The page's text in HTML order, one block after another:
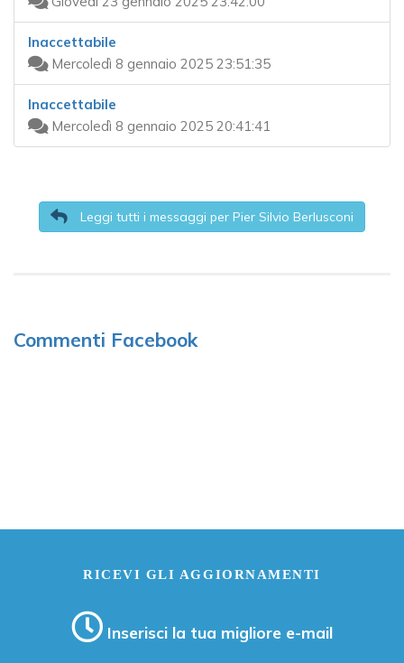
Inaccettabile
Mercoledì 8 gennaio 2025 23:51:35
Inaccettabile
Mercoledì 8 gennaio 2025 20:41:41
Leggi tutti i messaggi per Pier Silvio Berlusconi
Commenti Facebook
RICEVI GLI AGGIORNAMENTI
Inserisci la tua migliore e-mail